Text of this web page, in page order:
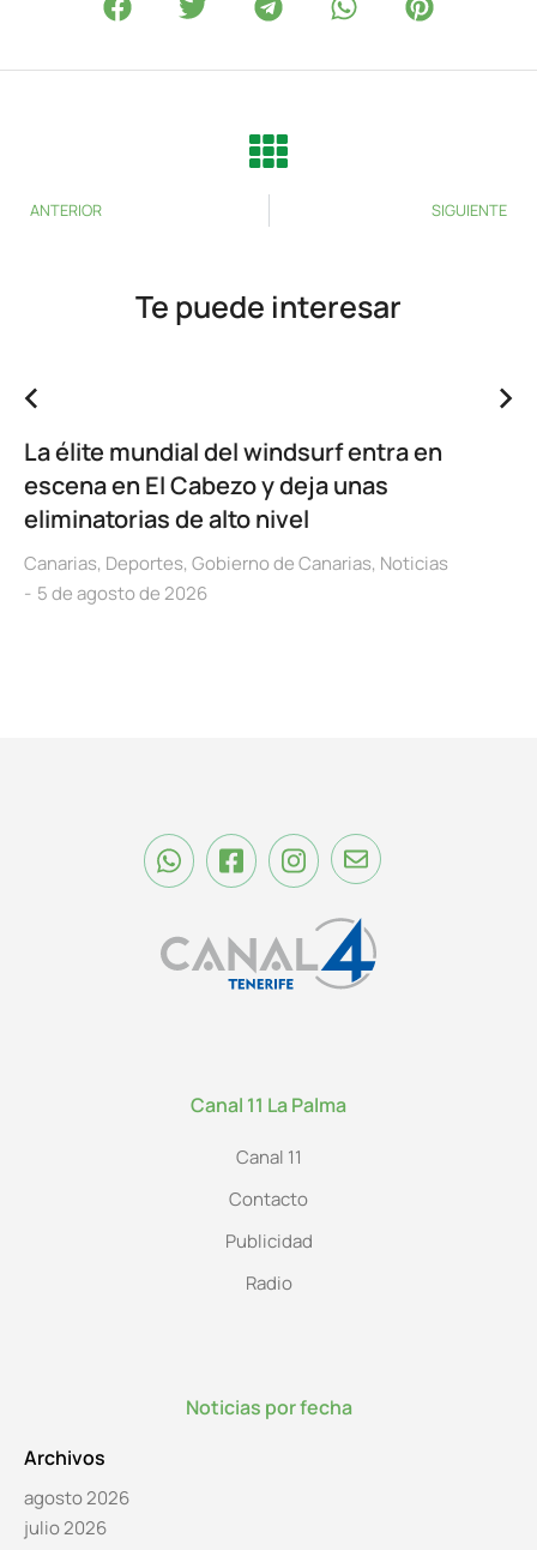
ANTERIOR SIGUIENTE
Te puede interesar
La élite mundial del windsurf entra en
escena en El Cabezo y deja unas
eliminatorias de alto nivel
Canarias, Deportes, Gobierno de Canarias, Noticias
5 de agosto de 2026
Canal 11 La Palma
Canal 11
Contacto
Publicidad
Radio
Noticias por fecha
Archivos
agosto 2026
julio 2026